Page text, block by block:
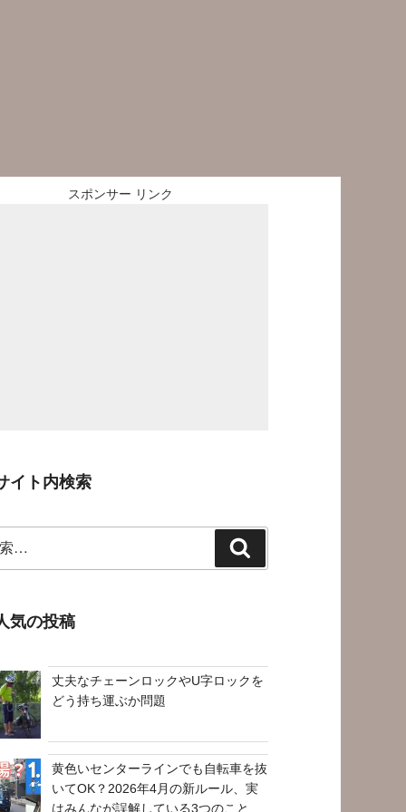
スポンサー リンク
イト内検索
索
気の投稿
丈夫なチェーンロックやU字ロックを
どう持ち運ぶか問題
黄色いセンターラインでも自転車を抜
いてOK？2026年4月の新ルール、実
はみんなが誤解している3つのこと